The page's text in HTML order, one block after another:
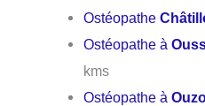
Ostéopathe
Ostéopathe à
kms
Ostéopathe à